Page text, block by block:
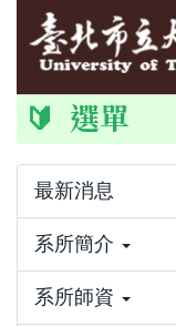
要
容
🔰 選單
最新消息
系所簡介
系所師資